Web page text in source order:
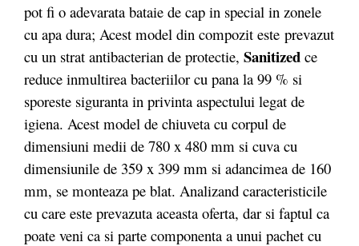
pot fi o adevarata bataie de cap in special in zonele
cu apa dura; Acest model din compozit este prevazut
cu un strat antibacterian de protectie, Sanitized ce
reduce inmultirea bacteriilor cu pana la 99 % si
sporeste siguranta in privinta aspectului legat de
igiena. Acest model de chiuveta cu corpul de
dimensiuni medii de 780 x 480 mm si cuva cu
dimensiunile de 359 x 399 mm si adancimea de 160
mm, se monteaza pe blat. Analizand caracteristicile
cu care este prevazuta aceasta oferta, dar si faptul ca
poate veni ca si parte componenta a unui pachet cu